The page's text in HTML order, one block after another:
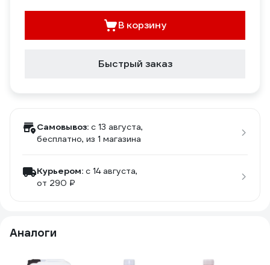
В корзину
Быстрый заказ
Самовывоз: c 13 августа,
бесплатно, из 1 магазина
Курьером: c 14 августа,
от 290 ₽
Аналоги